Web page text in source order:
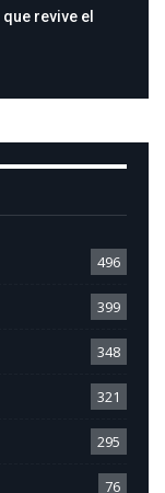
revive el
496
399
348
321
295
76